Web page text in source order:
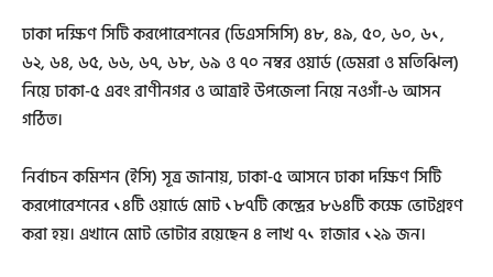
ঢাকা দক্ষিণ সিটি করপোরেশনের (ডিএসসিসি) ৪৮, ৪৯, ৫০, ৬০, ৬১,
৬২, ৬৪, ৬৫, ৬৬, ৬৭, ৬৮, ৬৯ ও ৭০ নম্বর ওয়ার্ড (ডেমরা ও মতিঝিল)
নিয়ে ঢাকা-৫ এবং রাণীনগর ও আত্রাই উপজেলা নিয়ে নওগাঁ-৬ আসন
গঠিত।
নির্বাচন কমিশন (ইসি) সূত্র জানায়, ঢাকা-৫ আসনে ঢাকা দক্ষিণ সিটি
করপোরেশনের ১৪টি ওয়ার্ডে মোট ১৮৭টি কেন্দ্রের ৮৬৪টি কক্ষে ভোটগ্রহণ
করা হয়। এখানে মোট ভোটার রয়েছেন ৪ লাখ ৭১ হাজার ১২৯ জন।